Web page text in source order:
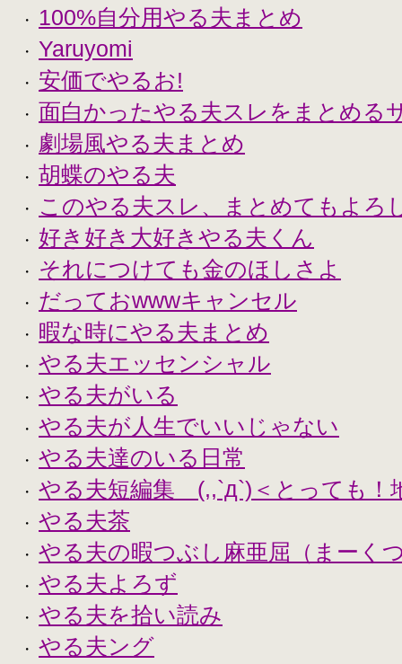
・ 100%自分用やる夫まとめ
・ Yaruyomi
・ 安価でやるお!
・ 面白かったやる夫スレをまとめる
・ 劇場風やる夫まとめ
・ 胡蝶のやる夫
・ このやる夫スレ、まとめてもよろ
・ 好き好き大好きやる夫くん
・ それにつけても金のほしさよ
・ だっておwwwキャンセル
・ 暇な時にやる夫まとめ
・ やる夫エッセンシャル
・ やる夫がいる
・ やる夫が人生でいいじゃない
・ やる夫達のいる日常
・ やる夫短編集 (,,`д`)＜とっても！
・ やる夫茶
・ やる夫の暇つぶし麻亜屈（まーく
・ やる夫よろず
・ やる夫を拾い読み
・ やる夫ング